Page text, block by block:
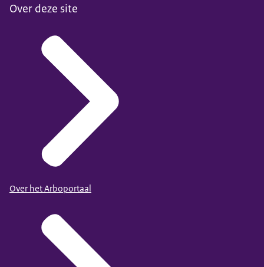
Over deze site
Over het Arboportaal